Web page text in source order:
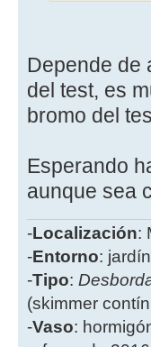
Depende de
del test, es
bromo del
Esperando
aunque sea
-Localización:
-Entorno:
-Tipo:
(skimmer
-Vaso: